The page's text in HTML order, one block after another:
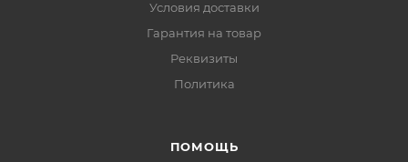
Условия доставки
Гарантия на товар
Реквизиты
Политика
ПОМОЩЬ